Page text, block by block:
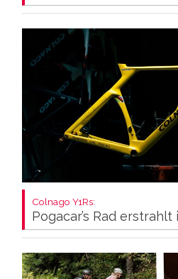
Colnago Y1Rs:
Pogacar’s Rad erstrahlt